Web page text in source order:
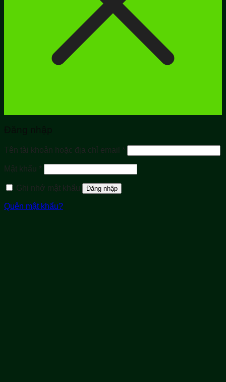
Đăng nhập
Tên tài khoản hoặc địa chỉ email *
buộc
Mật khẩu *
buộc
Ghi nhớ mật khẩu
Đăng nhập
Quên mật khẩu?